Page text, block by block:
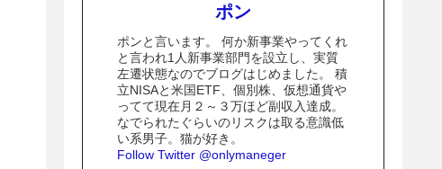
ポン
ポンと言います。 何か新事業やってくれ
と言われ1人新事業部門を設立し、実質
左遷状態なのでブログはじめました。 積
立NISAと米国ETF、個別株、仮想通貨や
ってて現在月２～３万ほど副収入達成。
なでられたぐらいのリスクは取る意識低
い系男子。猫が好き。
Follow Twitter @onlymaneger